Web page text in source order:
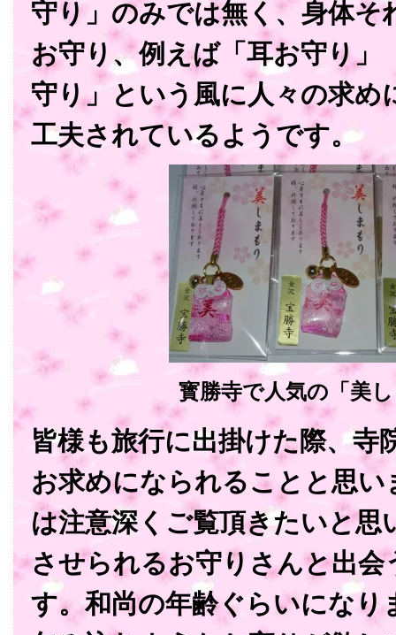
守り」のみでは無く、身体そ
お守り、例えば「耳お守り」
守り」という風に人々の求め
工夫されているようです。
寳勝寺で人気の「美
皆様も旅行に出掛けた際、寺
お求めになられることと思
は注意深くご覧頂きたいと思
させられるお守りさんと出会
す。和尚の年齢ぐらいになり